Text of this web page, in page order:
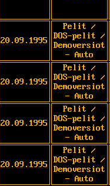
20.09.1995
Pelit /
DOS-pelit /
Demoversiot
- Auto
20.09.1995
Pelit /
DOS-pelit /
Demoversiot
- Auto
20.09.1995
Pelit /
DOS-pelit /
Demoversiot
- Auto
20.09.1995
Pelit /
DOS-pelit /
Demoversiot
- Auto